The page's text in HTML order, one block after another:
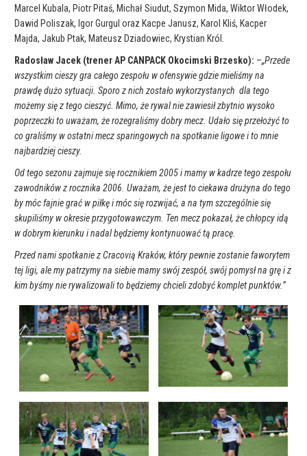
Marcel Kubala, Piotr Pitaś, Michał Siudut, Szymon Mida, Wiktor Włodek,
Dawid Poliszak, Igor Gurgul oraz Kacpe Janusz, Karol Kliś, Kacper
Majda, Jakub Ptak, Mateusz Dziadowiec, Krystian Król.
Radosław Jacek (trener AP CANPACK Okocimski Brzesko): –„Przede
wszystkim cieszy gra całego zespołu w ofensywie gdzie mieliśmy na
prawdę dużo sytuacji. Sporo z nich zostało wykorzystanych dla tego
możemy się z tego cieszyć. Mimo, że rywal nie zawiesił zbytnio wysoko
poprzeczki to uważam, że rozegraliśmy dobry mecz. Udało się przełożyć to
co graliśmy w ostatni mecz sparingowych na spotkanie ligowe i to mnie
najbardziej cieszy.
Od tego sezonu zajmuje się rocznikiem 2005 i mamy w kadrze tego zespołu
zawodników z rocznika 2006. Uważam, że jest to ciekawa drużyna do tego
by móc fajnie grać w piłkę i móc się rozwijać, a na tym szczególnie się
skupiliśmy w okresie przygotowawczym. Ten mecz pokazał, że chłopcy idą
w dobrym kierunku i nadal będziemy kontynuować tą pracę.
Przed nami spotkanie z Cracovią Kraków, który pewnie zostanie faworytem
tej ligi, ale my patrzymy na siebie mamy swój zespół, swój pomysł na grę i z
kim byśmy nie rywalizowali to będziemy chcieli zdobyć komplet punktów.”